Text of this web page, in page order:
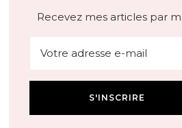
Recevez mes articles par